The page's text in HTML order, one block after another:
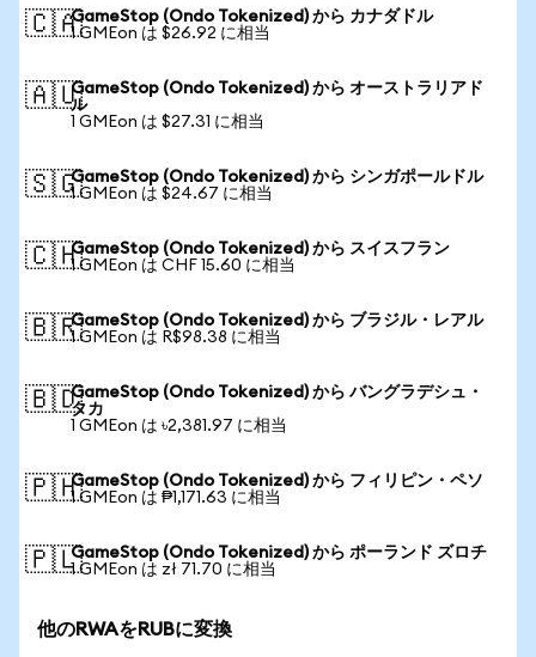
🇨🇦GameStop (Ondo Tokenized) から カナダドル
1 GMEon は $26.92 に相当
🇦🇺GameStop (Ondo Tokenized) から オーストラリアド
ル
1 GMEon は $27.31 に相当
🇸🇬GameStop (Ondo Tokenized) から シンガポールドル
1 GMEon は $24.67 に相当
🇨🇭GameStop (Ondo Tokenized) から スイスフラン
1 GMEon は CHF 15.60 に相当
🇧🇷GameStop (Ondo Tokenized) から ブラジル・レアル
1 GMEon は R$98.38 に相当
🇧🇩GameStop (Ondo Tokenized) から バングラデシュ・
タカ
1 GMEon は ৳2,381.97 に相当
🇵🇭GameStop (Ondo Tokenized) から フィリピン・ペソ
1 GMEon は ₱1,171.63 に相当
🇵🇱GameStop (Ondo Tokenized) から ポーランド ズロチ
1 GMEon は zł 71.70 に相当
他のRWAをRUBに変換